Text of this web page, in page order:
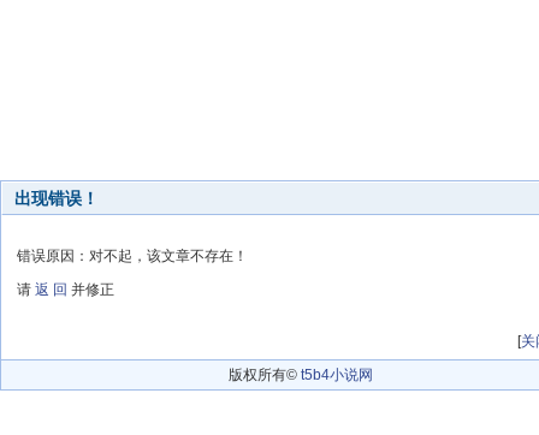
出现错误！
错误原因：对不起，该文章不存在！
请 返 回 并修正
[关
版权所有© t5b4小说网